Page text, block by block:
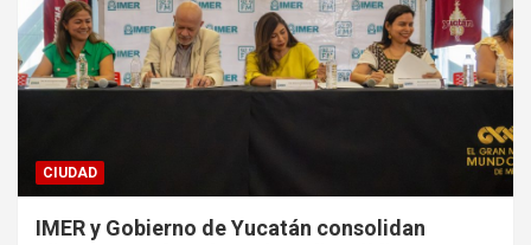
CIUDAD
IMER y Gobierno de Yucatán consolidan